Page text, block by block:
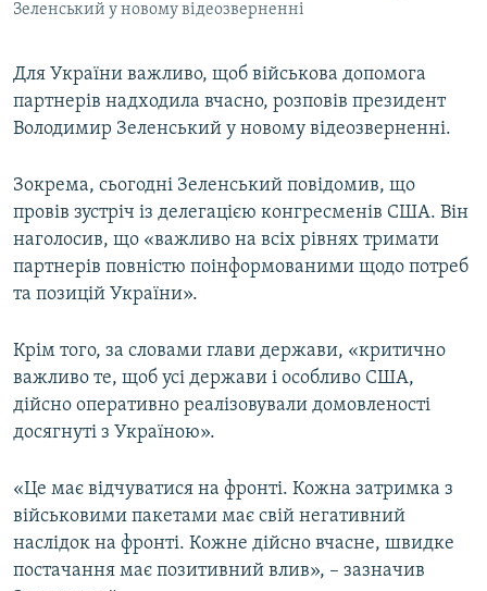
КТАТ
ДОЛУЧАЙСЯ!
Усі сайти RFE/RL
Зеленський у новому відеозверненні
Для України важливо, щоб військова допомога
партнерів надходила вчасно, розповів президент
Володимир Зеленський у новому відеозверненні.
Зокрема, сьогодні Зеленський повідомив, що
провів зустріч із делегацією конгресменів США. Він
наголосив, що «важливо на всіх рівнях тримати
партнерів повністю поінформованими щодо потреб
та позицій України».
Крім того, за словами глави держави, «критично
важливо те, щоб усі держави і особливо США,
дійсно оперативно реалізовували домовленості
досягнуті з Україною».
«Це має відчуватися на фронті. Кожна затримка з
військовими пакетами має свій негативний
наслідок на фронті. Кожне дійсно вчасне, швидке
постачання має позитивний влив», – зазначив